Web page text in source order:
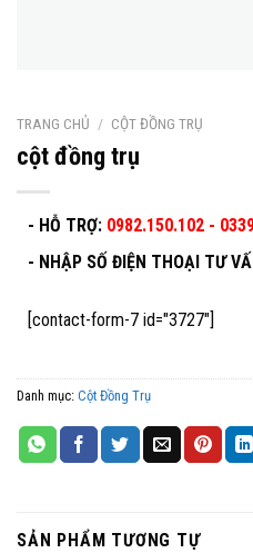
TRANG CHỦ / CỘT ĐỒNG TRỤ
cột đồng trụ
- HỖ TRỢ: 0982.150.102 -
- NHẬP SỐ ĐIỆN THOẠI TƯ
[contact-form-7 id="3727"]
Danh mục: Cột Đồng Trụ
SẢN PHẨM TƯƠNG TỰ